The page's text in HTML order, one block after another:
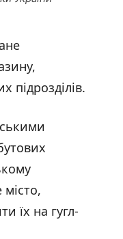
підрозділів.
їх на гугл-